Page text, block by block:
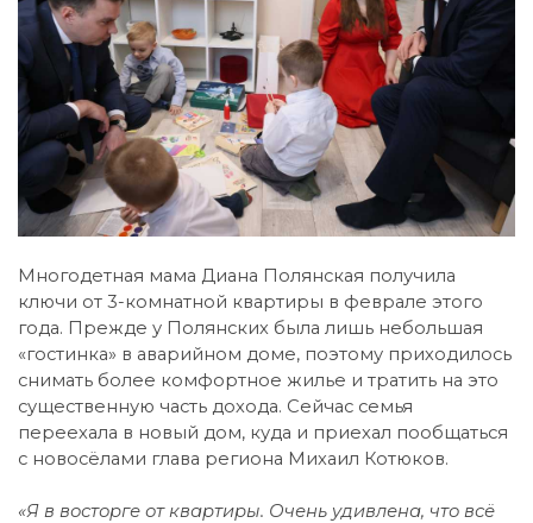
Многодетная мама Диана Полянская получила
ключи от 3-комнатной квартиры в феврале этого
года. Прежде у Полянских была лишь небольшая
«гостинка» в аварийном доме, поэтому приходилось
снимать более комфортное жилье и тратить на это
существенную часть дохода. Сейчас семья
переехала в новый дом, куда и приехал пообщаться
с новосёлами глава региона Михаил Котюков.
«Я в восторге от квартиры. Очень удивлена, что всё